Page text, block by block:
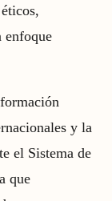
enfoque
y la
el Sistema de
que